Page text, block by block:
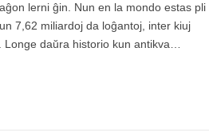
lerni ĝin. Nun en la mondo estas pli
7,62 miliardoj da loĝantoj, inter kiuj
daŭra historio kun antikva…